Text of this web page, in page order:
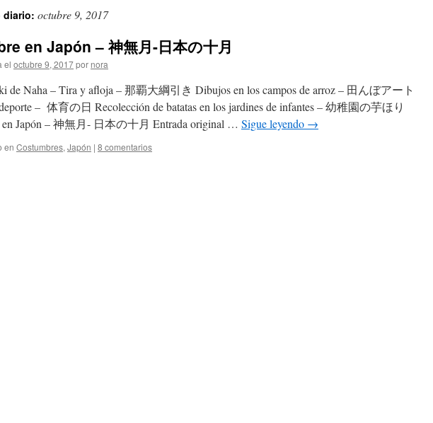
diario: octubre 9, 2017
en Japón – 神無月-日本の十月
el octubre 9, 2017por nora
de Naha – Tira y afloja – 那覇大綱引き Dibujos en los campos de arroz – 田んぼアート
– 体育の日 Recolección de batatas en los jardines de infantes – 幼稚園の芋ほり
en Japón – 神無月- 日本の十月 Entrada original … Sigue leyendo →
en Costumbres, Japón | 8 comentarios